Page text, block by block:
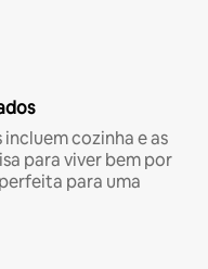
cozinha e as
para viver bem por
para uma